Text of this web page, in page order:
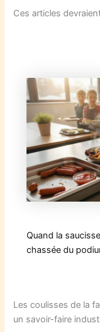
Ces articles
Quand la
chassée du
Les coulisses de la
un savoir-faire